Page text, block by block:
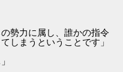
勢力に属し、誰かの指令
しまうということです」